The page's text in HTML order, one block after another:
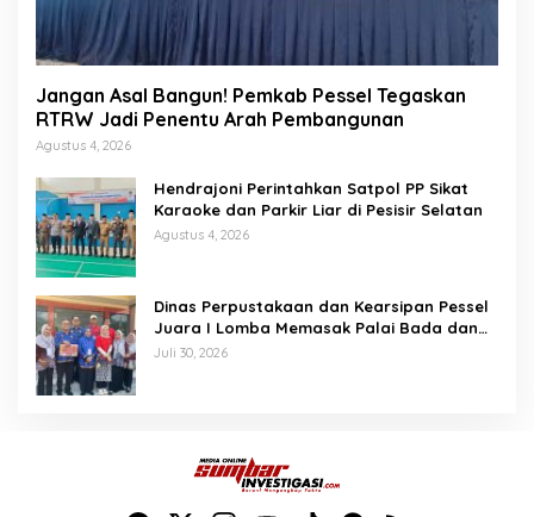
Jangan Asal Bangun! Pemkab Pessel Tegaskan
RTRW Jadi Penentu Arah Pembangunan
Agustus 4, 2026
Hendrajoni Perintahkan Satpol PP Sikat
Karaoke dan Parkir Liar di Pesisir Selatan
Agustus 4, 2026
Dinas Perpustakaan dan Kearsipan Pessel
Juara I Lomba Memasak Palai Bada dan
Lamang Golek
Juli 30, 2026